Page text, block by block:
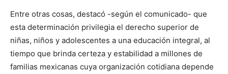
Entre otras cosas, destacó -según el comunicado- que
esta determinación privilegia el derecho superior de
niñas, niños y adolescentes a una educación integral, al
tiempo que brinda certeza y estabilidad a millones de
familias mexicanas cuya organización cotidiana depende